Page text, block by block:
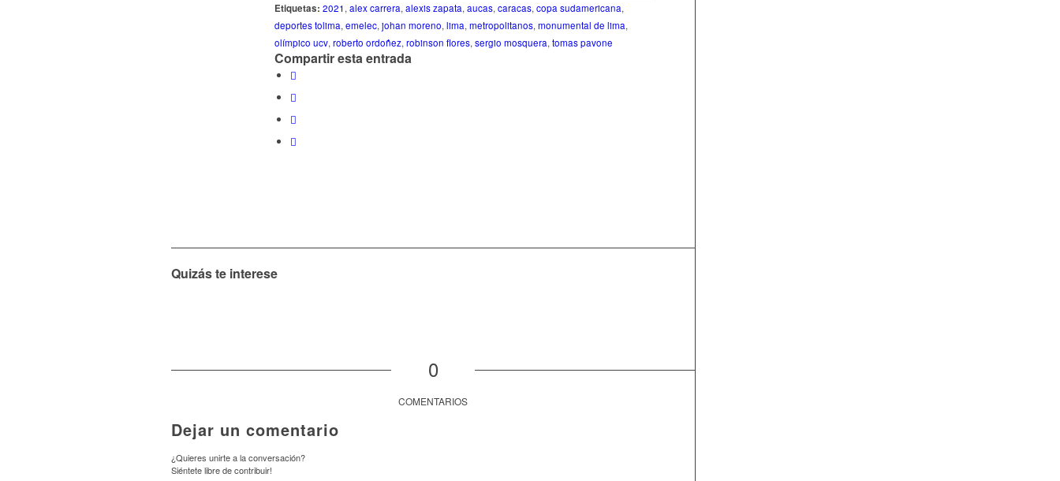
Etiquetas: 2021 , alex carrera, alexis zapata, aucas, caracas, copa sudamericana,
deportes tolima, emelec, johan moreno, lima, metropolitanos, monumental de lima,
olímpico ucv, roberto ordoñez, robinson flores, sergio mosquera, tomas pavone
Compartir esta entrada
Quizás te interese
0
COMENTARIOS
Dejar un comentario
¿Quieres unirte a la conversación?
Siéntete libre de contribuir!